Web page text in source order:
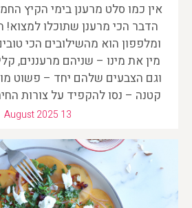
אין כמו סלט מרענן בימי הקיץ
הדבר הכי מרענן שתוכלו
ומלפפון הוא מהשילובים הכי
מין את מינו – שניהם מרעננים,
וגם הצבעים שלהם יחד – פשוט
קטנה – נסו להקפיד על צורות
August 2025 13